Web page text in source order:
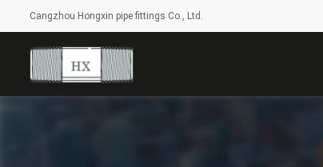
Cangzhou Hongxin pipe fittings Co., Ltd.